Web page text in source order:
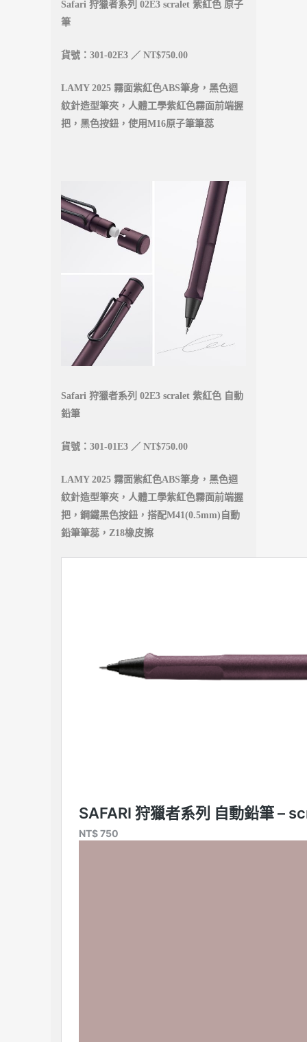
Safari 狩獵者系列 02E3 scralet 紫紅色 原子
筆
貨號：301-02E3 ／ NT$750.00
LAMY 2025 霧面紫紅色ABS筆身，黑色迴
紋針造型筆夾，人體工學紫紅色霧面前端握
把，黑色按鈕，使用M16原子筆筆蕊
Safari 狩獵者系列 02E3 scralet 紫紅色 自動
鉛筆
貨號：301-01E3 ／ NT$750.00
LAMY 2025 霧面紫紅色ABS筆身，黑色迴
紋針造型筆夾，人體工學紫紅色霧面前端握
把，鋼鐵黑色按鈕，搭配M41(0.5mm)自動
鉛筆筆蕊，Z18橡皮擦